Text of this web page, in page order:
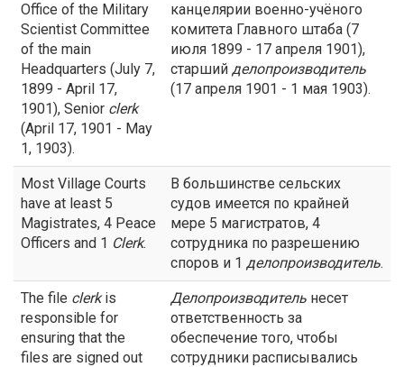
Office of the Military
Scientist Committee
of the main
Headquarters (July 7,
1899 - April 17,
1901), Senior clerk
(April 17, 1901 - May
1, 1903).
канцелярии военно-учёного
комитета Главного штаба (7
июля 1899 - 17 апреля 1901),
старший делопроизводитель
(17 апреля 1901 - 1 мая 1903).
Most Village Courts
have at least 5
Magistrates, 4 Peace
Officers and 1 Clerk.
В большинстве сельских
судов имеется по крайней
мере 5 магистратов, 4
сотрудника по разрешению
споров и 1 делопроизводитель.
The file clerkis
responsible for
ensuring that the
files are signed out
Делопроизводитель несет
ответственность за
обеспечение того, чтобы
сотрудники расписывались